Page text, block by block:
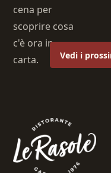
cena per
scoprire cosa
c'è ora in
carta.
Vedi i